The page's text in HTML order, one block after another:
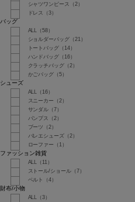
シャツワンピース（2）
ドレス（3）
バッグ
ALL（58）
ショルダーバッグ（21）
トートバッグ（14）
ハンドバッグ（16）
クラッチバッグ（2）
かごバッグ（5）
シューズ
ALL（16）
スニーカー（2）
サンダル（7）
パンプス（2）
ブーツ（2）
バレエシューズ（2）
ローファー（1）
ファッション雑貨
ALL（11）
ストール/ショール（7）
ベルト（4）
財布/小物
ALL（3）